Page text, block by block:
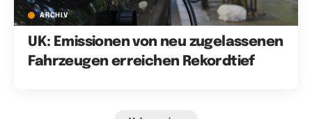
ARCHIV
UK: Emissionen von neu zugelassenen
Fahrzeugen erreichen Rekordtief